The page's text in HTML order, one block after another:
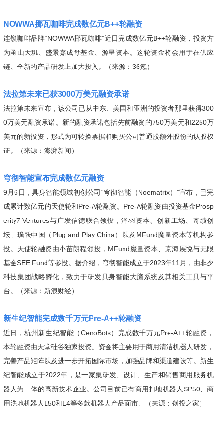
NOWWA挪瓦咖啡完成数亿元B++轮融资
连锁咖啡品牌“NOWWA挪瓦咖啡”近日完成数亿元B++轮融资，投资方
为甬山天玑、盛景嘉成母基金、源星资本。这轮资金将会用于在供应
链、全新的产品研发上加大投入。（来源：36氪）
法拉第未来已获3000万美元融资承诺
法拉第未来宣布，该公司已从中东、美国和亚洲的投资者那里获得300
0万美元融资承诺。新的融资承诺包括先前融资的750万美元和2250万
美元的新投资，形式为可转换票据和购买公司普通股额外股份的认股权
证。（来源：澎湃新闻）
穹彻智能宣布完成数亿元融资
9月6日，具身智能领域初创公司“穹彻智能（Noematrix）”宣布，已完
成累计数亿元的天使轮和Pre-A轮融资。Pre-A轮融资由投资基金Prosp
erity7 Ventures与广发信德联合领投，泽羽资本、创新工场、奇绩创
坛、璞跃中国（Plug and Play China）以及MFund魔量资本等机构参
投。天使轮融资由小苗朗程领投，MFund魔量资本、京海展悦与无限
基金SEE Fund等参投。据介绍，穹彻智能成立于2023年11月，由非夕
科技集团战略孵化，致力于研发具身智能大脑系统及其相关工具与平
台。（来源：新浪财经）
新生纪智能完成数千万元Pre-A++轮融资
近日，杭州新生纪智能（CenoBots）完成数千万元Pre-A++轮融资，
本轮融资由天堂硅谷独家投资。资金将主要用于商用清洁机器人研发，
完善产品矩阵以及进一步开拓国际市场，加强品牌和渠道建设等。新生
纪智能成立于2022年，是一家集研发、设计、生产和销售商用服务机
器人为一体的高新技术企业。公司目前已有商用扫地机器人SP50、商
用洗地机器人L50和L4等多款机器人产品面市。（来源：创投之家）